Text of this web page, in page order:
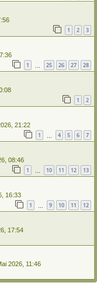
1 2 3
1 25 26 27 28
1 2
21:22
1 4 5 6 7
08:46
1 10 11 12 13
16:33
1 9 10 11 12
17:54
2026, 11:46